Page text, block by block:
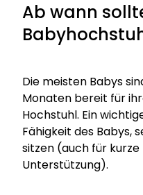
Ab wann
Die meisten Babys
Monaten bereit für
Hochstuhl. Ein
Fähigkeit des Babys,
sitzen (auch für
Unterstützung).